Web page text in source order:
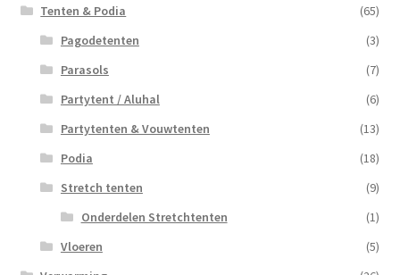
Tenten & Podia
(65)
Pagodetenten
(3)
Parasols
(7)
Partytent / Aluhal
(6)
Partytenten & Vouwtenten
(13)
Podia
(18)
Stretch tenten
(9)
Onderdelen Stretchtenten
(1)
Vloeren
(5)